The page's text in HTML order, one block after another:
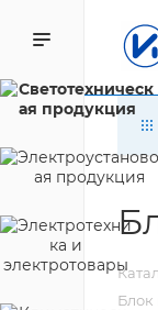
Блок